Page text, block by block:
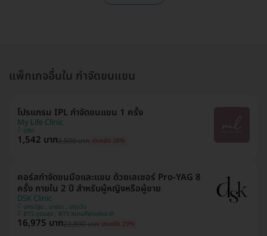
แพ็กเกจอื่นใน กำจัดขนแขน
โปรแกรม IPL กำจัดขนแขน 1 ครั้ง
My Life Clinic
ดุสิต
1,542 บาท2,500 บาท ประหยัด 38%
คอร์สกำจัดขนมือและแขน ด้วยเลเซอร์ Pro-YAG 8
ครั้ง ภายใน 2 ปี สำหรับผู้หญิงหรือผู้ชาย
DSK Clinic
นครปฐม , บางนา , ปทุมวัน
BTS อุดมสุข , BTS สนามกีฬาแห่งชาติ
16,975 บาท23,890 บาท ประหยัด 29%